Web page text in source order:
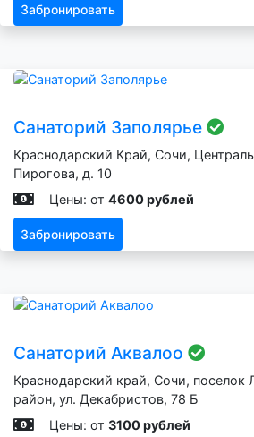
Забронировать
Санаторий Заполярье
Краснодарский Край, Сочи,
Пирогова, д. 10
Цены: от 4600 рублей
Забронировать
Санаторий Аквалоо
Краснодарский край, Сочи, поселок
район, ул. Декабристов, 78 Б
Цены: от 3100 рублей